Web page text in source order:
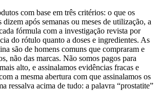
com base em três critérios: o que os
após semanas ou meses de utilização, a
fórmula com a investigação revista por
do rótulo quanto a doses e ingredientes. As
são de homens comuns que compraram e
não das marcas. Não somos pagos para
alto, e assinalamos evidências fracas e
a mesma abertura com que assinalamos os
ressalva acima de tudo: a palavra “prostatite”